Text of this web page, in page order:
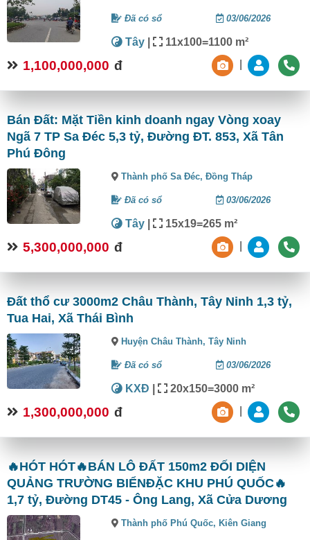
Đã có sổ 03/06/2026
Tây | 11x100=1100 m²
1,100,000,000 đ
Bán Đất: Mặt Tiền kinh doanh ngay Vòng xoay
Ngã 7 TP Sa Đéc 5,3 tỷ, Đường ĐT. 853, Xã Tân
Phú Đông
Thành phố Sa Đéc,Đồng Tháp
Đã có sổ 03/06/2026
Tây | 15x19=265 m²
5,300,000,000 đ
Đất thổ cư 3000m2 Châu Thành, Tây Ninh 1,3 tỷ,
Tua Hai, Xã Thái Bình
Huyện Châu Thành,Tây Ninh
Đã có sổ 03/06/2026
KXĐ | 20x150=3000 m²
1,300,000,000 đ
🔥HÓT HÓT🔥BÁN LÔ ĐẤT 150m2 ĐỐI DIỆN
QUẢNG TRƯỜNG BIỂNĐẶC KHU PHÚ QUỐC🔥
1,7 tỷ, Đường DT45 - Ông Lang, Xã Cửa Dương
Thành phố Phú Quốc,Kiên Giang